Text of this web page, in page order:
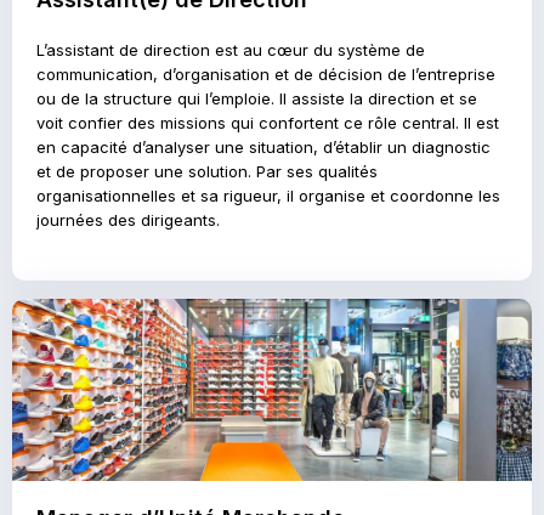
L’assistant de direction est au cœur du système de
communication, d’organisation et de décision de l’entreprise
ou de la structure qui l’emploie. Il assiste la direction et se
voit confier des missions qui confortent ce rôle central. Il est
en capacité d’analyser une situation, d’établir un diagnostic
et de proposer une solution. Par ses qualités
organisationnelles et sa rigueur, il organise et coordonne les
journées des dirigeants.